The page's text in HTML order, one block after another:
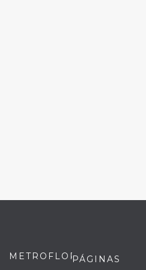
METROFLORPÁGINAS